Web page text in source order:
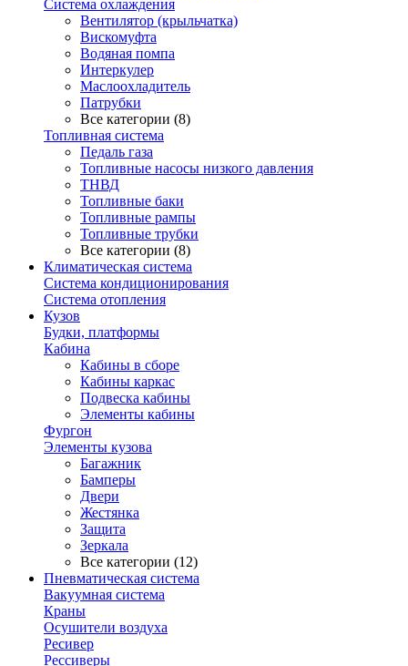
Система охлаждения
Вентилятор (крыльчатка)
Вискомуфта
Водяная помпа
Интеркулер
Маслоохладитель
Патрубки
Все категории (8)
Топливная система
Педаль газа
Топливные насосы низкого давления
ТНВД
Топливные баки
Топливные рампы
Топливные трубки
Все категории (8)
Климатическая система
Система кондиционирования
Система отопления
Кузов
Будки, платформы
Кабина
Кабины в сборе
Кабины каркас
Подвеска кабины
Элементы кабины
Фургон
Элементы кузова
Багажник
Бамперы
Двери
Жестянка
Защита
Зеркала
Все категории (12)
Пневматическая система
Вакуумная система
Краны
Осушители воздуха
Ресивер
Рессиверы